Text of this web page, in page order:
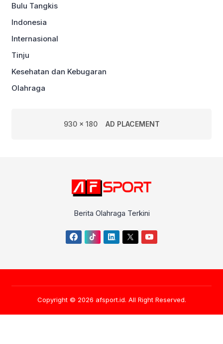
Bulu Tangkis
Indonesia
Internasional
Tinju
Kesehatan dan Kebugaran
Olahraga
930 x 180 AD PLACEMENT
Berita Olahraga Terkini
Copyright © 2026 afsport.id. All Right Reserved.